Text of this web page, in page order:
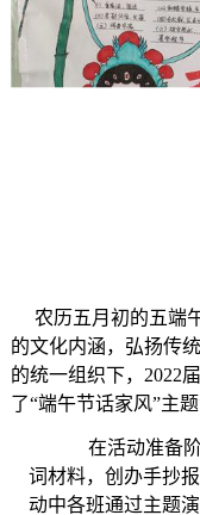
农历五月初的五端
的文化内涵，弘扬传
的统一组织下，2022
了“端午节话家风”主题
在活动准备
词材料，创办手抄
动中各班通过主题